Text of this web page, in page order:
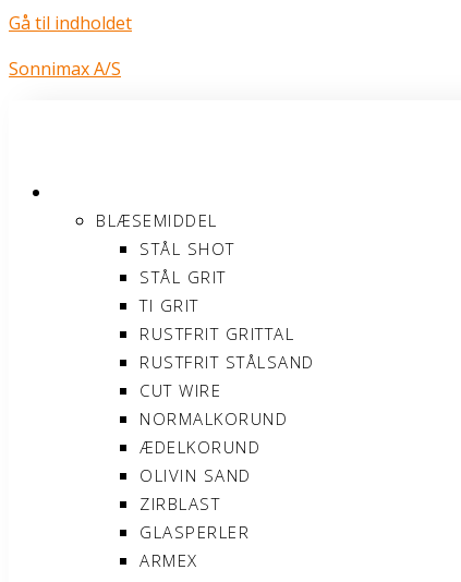
Gå til indholdet
Sonnimax A/S
BLÆSEMIDDEL
STÅL SHOT
STÅL GRIT
TI GRIT
RUSTFRIT GRITTAL
RUSTFRIT STÅLSAND
CUT WIRE
NORMALKORUND
ÆDELKORUND
OLIVIN SAND
ZIRBLAST
GLASPERLER
ARMEX